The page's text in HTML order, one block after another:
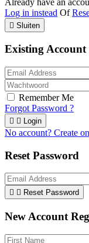
Log in instead Of
 Sluiten
Existing
Remember Me
Forgot Password ?
  Login
No account? Create
Reset Password
  Reset Password
New Account